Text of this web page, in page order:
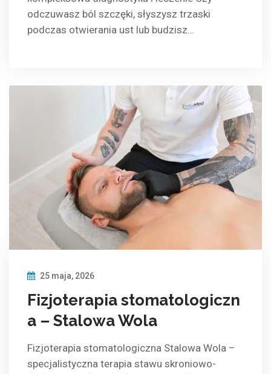
odczuwasz ból szczęki, słyszysz trzaski
podczas otwierania ust lub budzisz…
25 maja, 2026
Fizjoterapia stomatologiczn
a – Stalowa Wola
Fizjoterapia stomatologiczna Stalowa Wola –
specjalistyczna terapia stawu skroniowo-